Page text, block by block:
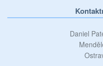
Držák
Daniel